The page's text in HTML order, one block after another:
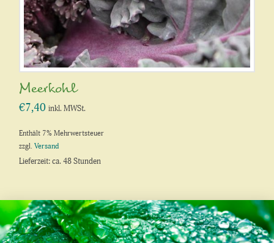
Meerkohl
€7,40 inkl. MWSt.
Enthält 7% Mehrwertsteuer
zzgl.Versand
Lieferzeit: ca. 48 Stunden